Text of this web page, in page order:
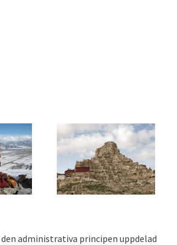
administrativa principen uppdelad